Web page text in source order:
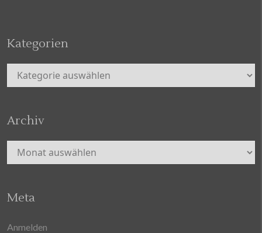
Kategorien
Kategorien
Archiv
Archiv
Meta
Anmelden